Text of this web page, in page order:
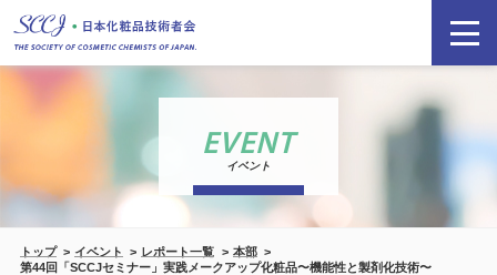
EVENT
イベント
トップ イベント レポート一覧
本部
第44回「SCCJセミナー」実践メークアップ化粧品〜機能性と製剤化技術〜